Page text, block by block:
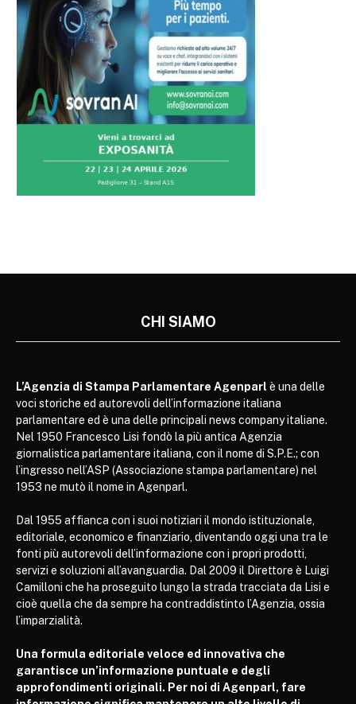
CHI SIAMO
L’Agenzia di Stampa Parlamentare Agenparl è una delle
voci storiche ed autorevoli dell’informazione italiana
parlamentare ed è una delle principali news company italiane.
Nel 1950 Francesco Lisi fondò la più antica Agenzia
giornalistica parlamentare italiana, con il nome di S.P.E.; con
l’ingresso nell’ASP (Associazione stampa parlamentare) nel
1953 ne mutò il nome in Agenparl.
Dal 1955 affianca con i suoi notiziari il mondo istituzionale,
editoriale, economico e finanziario, diventando oggi una tra le
fonti più autorevoli dell’informazione con i propri prodotti,
servizi e soluzioni all’avanguardia. Dal 2009 il Direttore è Luigi
Camilloni che ha proseguito lungo la strada tracciata da Lisi e
cioè quella che da sempre ha contraddistinto l’Agenzia, ossia
l’imparzialità.
Una formula editoriale veloce ed innovativa che
garantisce un’informazione puntuale e degli
approfondimenti originali. Per noi di Agenparl, fare